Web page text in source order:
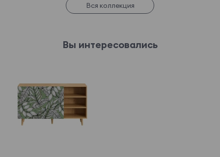
Вся коллекция
Вы интересовались